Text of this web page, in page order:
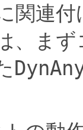
関連
、ま